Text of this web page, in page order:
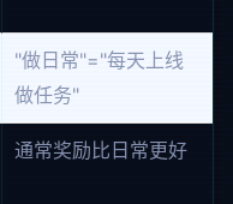
"做日常"="每天上线
做任务"
通常奖励比日常更好